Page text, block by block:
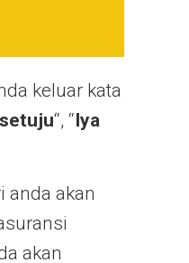
keluar kata
“, “Iya
anda akan
akan